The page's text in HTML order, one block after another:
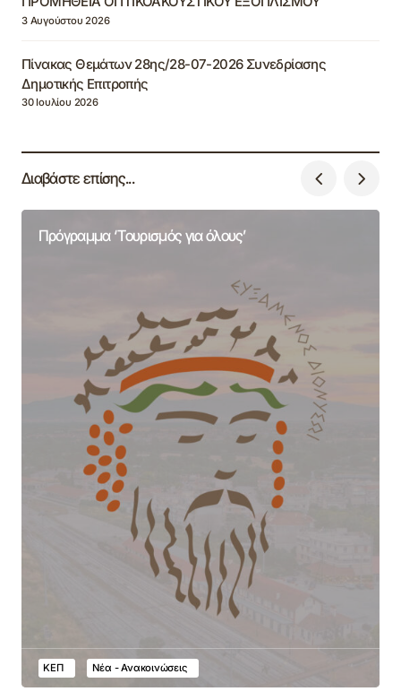
3 Αυγούστου 2026
Πίνακας Θεμάτων 28ης/28-07-2026 Συνεδρίασης
Δημοτικής Επιτροπής
30 Ιουλίου 2026
Διαβάστε επίσης...
Πρόγραμμα ‘Τουρισμός για όλους’
ΚΕΠ Νέα - Ανακοινώσεις